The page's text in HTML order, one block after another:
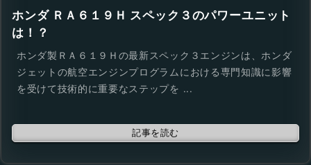
ホンダ ＲＡ６１９Ｈ スペック３のパワーユニット
は！？
ホンダ製ＲＡ６１９Ｈの最新スペック３エンジンは、ホンダ
ジェットの航空エンジンプログラムにおける専門知識に影響
を受けて技術的に重要なステップを ...
記事を読む